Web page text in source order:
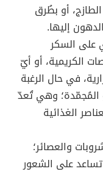
أو بطُرق
إليها.
على السكر
الكريمية، أو أيّ
في حال الرغبة
المُجمّدة؛ وهي تُعدّ
الغذائية
والعصائر؛
تساعد على الشعور